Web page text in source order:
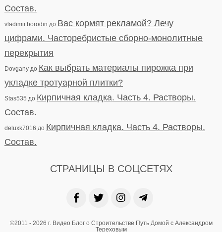
Состав.
vladimir.borodin до Вас кормят рекламой? Лечу
цифрами. Часторебристые сборно-монолитные
перекрытия
Dovganyдо Как выбрать материалы пирожка при
укладке тротуарной плитки?
Stas535 до Кирпичная кладка. Часть 4. Растворы.
Состав.
deluxk7016 до Кирпичная кладка. Часть 4. Растворы.
Состав.
СТРАНИЦЫ В СОЦСЕТЯХ
©2011 - 2026 г. Видео Блог о Строительстве Путь Домой с Александром
Тереховым